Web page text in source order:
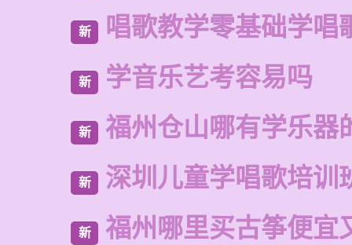
新 唱歌教学零基础学唱
新 学音乐艺考容易吗
新 福州仓山哪有学乐器
新 深圳儿童学唱歌培训
新 福州哪里买古筝便宜